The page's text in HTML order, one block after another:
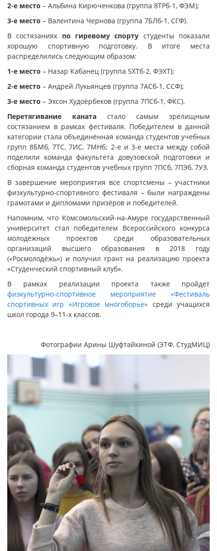
2-е место – Альбина Кирюченкова (группа 8ТРб-1, ФЭМ);
3-е место – Валентина Чернова (группа 7БЛб-1, СГФ).
В состязаниях по гиревому спорту студенты показали
хорошую спортивную подготовку. В итоге места
распределились следующим образом:
1-е место – Назар Кабанец (группа 5ХТб-2, ФЭХТ);
2-е место – Андрей Лукьянцев (группа 7АСб-1, ССФ);
3-е место – Эхсон Худоёрбеков (группа 7ПСб-1, ФКС).
Перетягивание каната стало самым зрелищным
состязанием в рамках фестиваля. Победителем в данной
категории стала объединённая команда студентов учебных
групп 8БМб, 7ТС, 7ИС, 7МНб; 2-е и 3-е места между собой
поделили команда факультета довузовской подготовки и
сборная команда студентов учебных групп 7ПСб, 7ПЭб, 7УЗ.
В завершение мероприятия все спортсмены – участники
физкультурно-спортивного фестиваля – были награждены
грамотами и дипломами призёров и победителей.
Напомним, что Комсомольский-на-Амуре государственный
университет стал победителем Всероссийского конкурса
молодёжных проектов среди образовательных
организаций высшего образования в 2018 году
(«Росмолодёжь») и получил грант на реализацию проекта
«Студенческий спортивный клуб».
В рамках реализации проекта также пройдет
физкультурно-спортивное мероприятие «Фестиваль
спортивных игр «Игровое многоборье» среди учащихся
школ города 9–11-х классов.
Фотографии Арины Шуфтайкиной (ЭТФ, СтудМИЦ)